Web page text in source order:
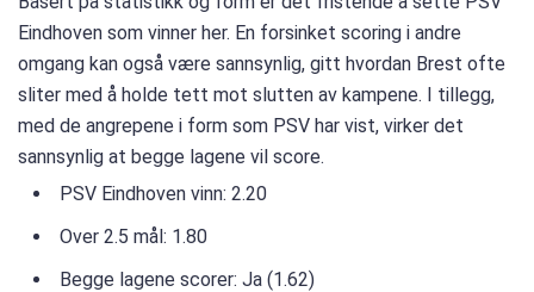
Eindhoven som vinner her. En forsinket scoring i andre
omgang kan også være sannsynlig, gitt hvordan Brest ofte
sliter med å holde tett mot slutten av kampene. I tillegg,
med de angrepene i form som PSV har vist, virker det
sannsynlig at begge lagene vil score.
PSV Eindhoven vinn: 2.20
Over 2.5 mål: 1.80
Begge lagene scorer: Ja (1.62)